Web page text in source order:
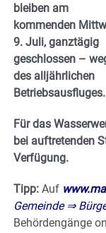
bleiben am
kommenden
9. Juli, ganztägig
geschlossen –
des alljährlichen
Betriebsausfluges.
Für das
bei auftretenden
Verfügung.
Tipp: Auf
Gemeinde ⇒
Behördengänge